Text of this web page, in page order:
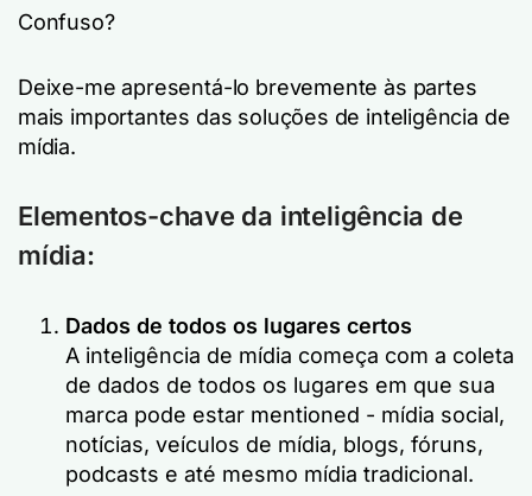
Confuso?
Deixe-me apresentá-lo brevemente às partes
mais importantes das soluções de inteligência de
mídia.
Elementos-chave da inteligência de
mídia:
Dados de todos os lugares certos
A inteligência de mídia começa com a coleta
de dados de todos os lugares em que sua
marca pode estar mentioned - mídia social,
notícias, veículos de mídia, blogs, fóruns,
podcasts e até mesmo mídia tradicional.